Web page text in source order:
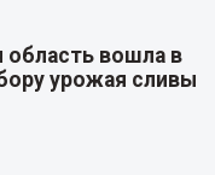
вошла в
урожая сливы